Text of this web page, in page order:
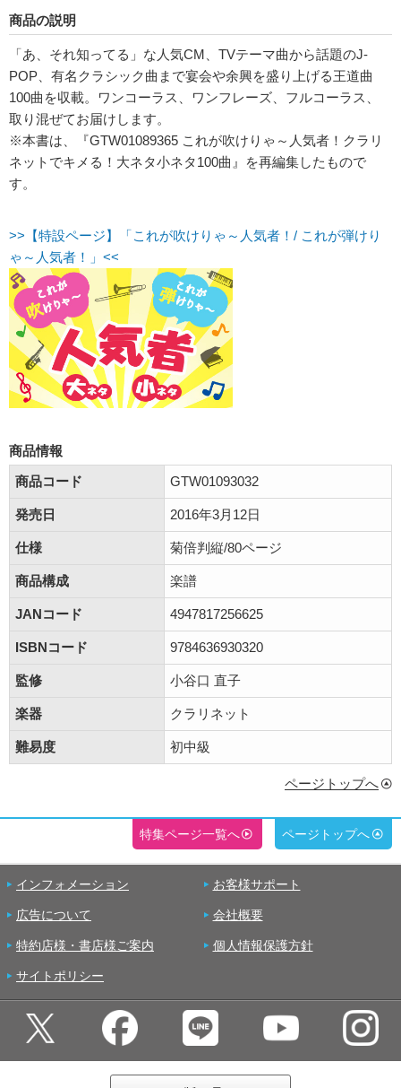
商品の説明
「あ、それ知ってる」な人気CM、TVテーマ曲から話題のJ-
POP、有名クラシック曲まで宴会や余興を盛り上げる王道曲
100曲を収載。ワンコーラス、ワンフレーズ、フルコーラス、
取り混ぜてお届けします。
※本書は、『GTW01089365 これが吹けりゃ～人気者！クラリ
ネットでキメる！大ネタ小ネタ100曲』を再編集したもので
す。
>>【特設ページ】「これが吹けりゃ～人気者！/ これが弾けり
ゃ～人気者！」<<
商品情報
商品コード
GTW01093032
発売日 2016年3月12日
仕様 菊倍判縦/80ページ
商品構成 楽譜
JANコード 4947817256625
ISBNコード 9784636930320
監修 小谷口 直子
楽器 クラリネット
難易度 初中級
ページトップへ
特集ページ一覧へ ページトップへ
インフォメーション お客様サポート
広告について 会社概要
特約店様・書店様ご案内 個人情報保護方針
サイトポリシー